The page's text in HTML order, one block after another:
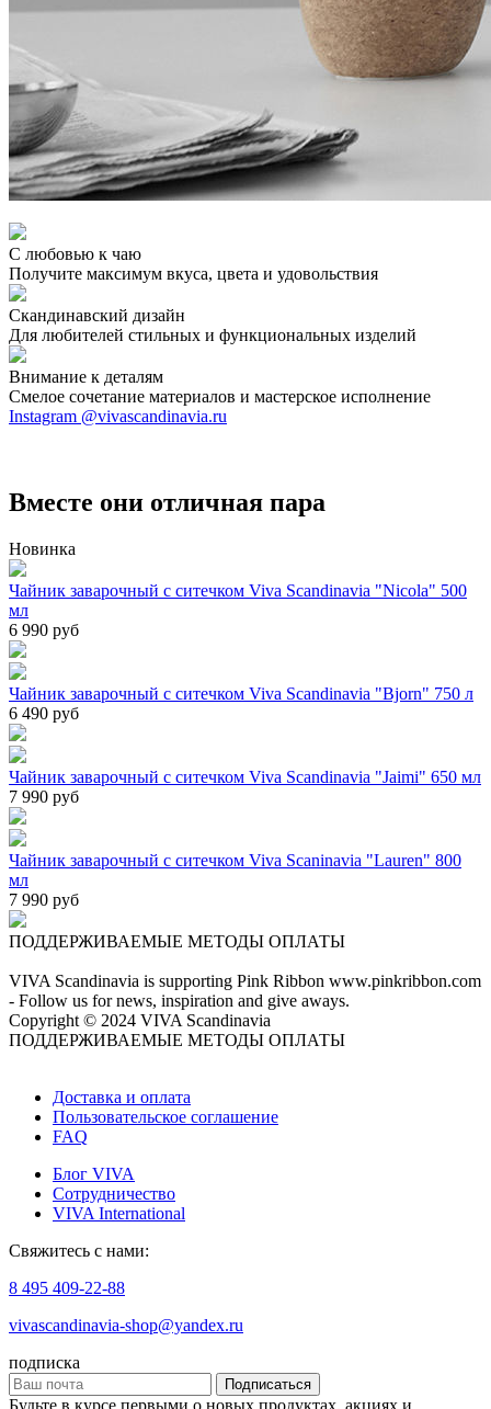
С любовью к чаю
Получите максимум вкуса, цвета и удовольствия
Скандинавский дизайн
Для любителей стильных и функциональных изделий
Внимание к деталям
Смелое сочетание материалов и мастерское исполнение
Instagram @vivascandinavia.ru
Вместе они отличная пара
Новинка
Чайник заварочный с ситечком Viva Scandinavia "Nicola" 500
мл
6 990 руб
Чайник заварочный с ситечком Viva Scandinavia "Bjorn" 750 л
6 490 руб
Чайник заварочный с ситечком Viva Scandinavia "Jaimi" 650 мл
7 990 руб
Чайник заварочный с ситечком Viva Scaninavia "Lauren" 800
мл
7 990 руб
ПОДДЕРЖИВАЕМЫЕ МЕТОДЫ ОПЛАТЫ
VIVA Scandinavia is supporting Pink Ribbon www.pinkribbon.com
- Follow us for news, inspiration and give aways.
Copyright © 2024 VIVA Scandinavia
ПОДДЕРЖИВАЕМЫЕ МЕТОДЫ ОПЛАТЫ
Доставка и оплата
Пользовательское соглашение
FAQ
Блог VIVA
Сотрудничество
VIVA International
Свяжитесь с нами:
8 495 409-22-88
vivascandinavia-shop@yandex.ru
подписка
Подписаться
Будьте в курсе первыми о новых продуктах, акциях и